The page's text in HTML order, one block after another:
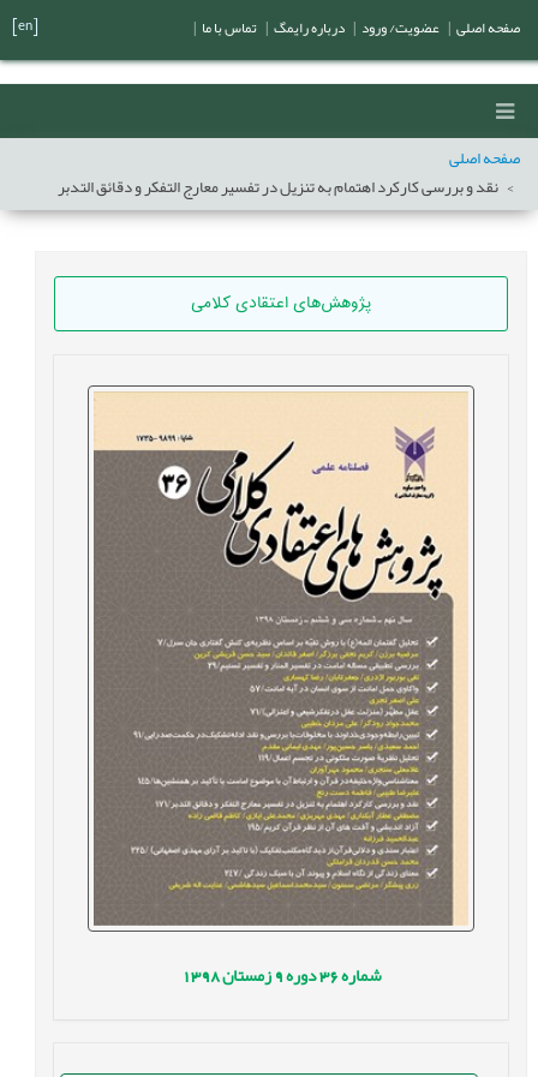
صفحه اصلی
نقد و بررسی کارکرد اهتمام به تنزیل در تفسیر معارج التفکر و دقائق التدبر
پژوهش‌های اعتقادی کلامی
شماره36 دوره9 زمستان1398
صفحه اصلی عضویت/ ورود درباره رایمگ تماس با ما